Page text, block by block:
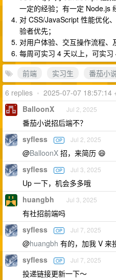
一定的经验；有一定 Node.js
对 CSS/JavaScript 性能优化
验者优先；
对用户体验、交互操作流程、
每周可实习 4 天以上，可实习
前端
实习生
番茄小
6 replies • 2025-07-07 18:57:14
BalloonX Jul 2, 2025
番茄小说招后端不？
syfless OP Jul 2, 2025
@BalloonX 招，来简历 😄
syfless OP Jul 3, 2025
Up 一下，机会多多哦
huangbh Jul 3, 2025
有社招前端吗
syfless OP Jul 7, 2025
@huangbh 有的，加我 V 来
syfless OP Jul 7, 2025
投递链接更新一下～